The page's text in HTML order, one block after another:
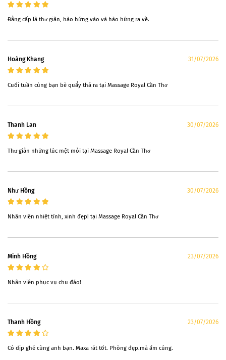
Đẳng cấp là thư giãn, hào hứng vào và hào hứng ra về.
Hoàng Khang 31/07/2026
Cuối tuần cùng bạn bè quẩy thả ra tại Massage Royal Cần Thơ
Thanh Lan 30/07/2026
Thư giản những lúc mệt mỏi tại Massage Royal Cần Thơ
Như Hồng 30/07/2026
Nhân viên nhiệt tình, xinh đẹp! tại Massage Royal Cần Thơ
Minh Hồng 23/07/2026
Nhân viên phục vụ chu đáo!
Thanh Hồng 23/07/2026
Có dịp ghé cùng anh bạn. Maxa rát tốt. Phòng đẹp.mà ấm cúng.